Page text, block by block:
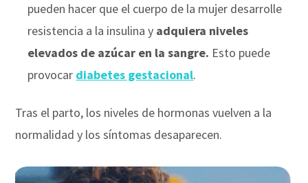
pueden hacer que el cuerpo de la mujer desarrolle
resistencia a la insulina y adquiera niveles
elevados de azúcar en la sangre. Esto puede
provocar diabetes gestacional.
Tras el parto, los niveles de hormonas vuelven a la
normalidad y los síntomas desaparecen.